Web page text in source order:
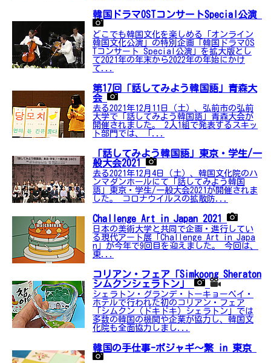
韓国ドラマOSTコンサートSpecial公演
どこでも韓国文化を楽しめる「オンライン
韓国文化公演」の特別企画「韓国ドラマOS
Tコンサート Special公演」を拡大版とし
て2021年の年末から2022年の年始にかけ
て...
第17回「話してみよう韓国語」青森大
会
去る2021年12月11日（土）、弘前市の弘前
大学で「話してみよう韓国語」青森大会が
開催されました。 2人1組で発表するスキッ
ト部門では、「...
「話してみよう韓国語」東京・学生/一
般大会2021
去る2021年12月4日（土）、韓国文化院のハ
ンマダンホールにて「話してみよう韓国
語」東京・学生/一般大会2021が開催されま
した。 コロナウイルスの拡散防...
Challenge Art in Japan 2021
日本の美術大学と共同で企画・進行してい
る現代アート展「Challenge Art in Japa
n」が今年で9回目を迎えました。 今回は、
東...
コリアン・フェア「Simkoong Sheraton
シムクンシェラトン」
シェラトン・グランデ・トーキョーベイ・
ホテルで行われた初のコリアン・フェア
「シムクン（ドキドキ）シェラトン」では
多数の韓国の機関や企業が協力し、韓国文
化院も全面協力しまし...
韓国の手仕事-ポジャギ～繋 in 東京